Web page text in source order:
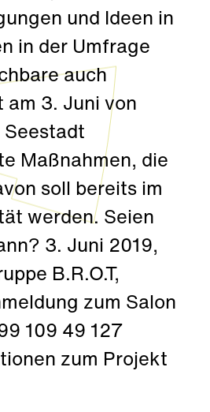
und Ideen in
in der Umfrage
auch
am 3. Juni von
Seestadt
Maßnahmen, die
soll bereits im
werden. Seien
3. Juni 2019,
B.R.O.T,
zum Salon
109 49 127
zum Projekt